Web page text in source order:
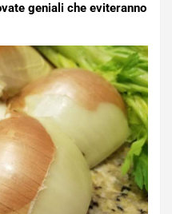
geniali che eviteranno